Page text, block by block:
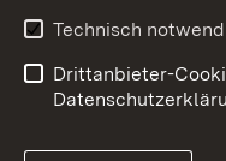
Benutzungshinweise
Technisch
Drittanbieter-